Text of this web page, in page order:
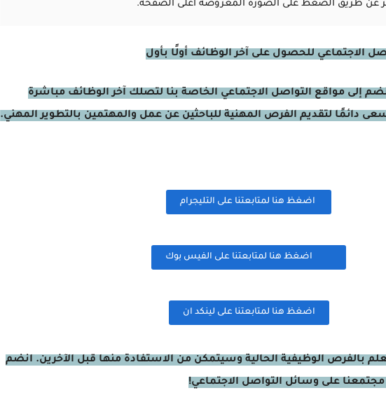
عن طريق الضغط على الصورة المعروضة أعلى الصفحة.
الاجتماعي للحصول على آخر الوظائف أولًا بأول
إلى مواقع التواصل الاجتماعي الخاصة بنا لتصلك آخر الوظائف مباشرة
دائمًا لتقديم الفرص المهنية للباحثين عن عمل والمهتمين بالتطوير المهني.
اضغظ هنا لمتابعتنا على التليجرام
اضغظ هنا لمتابعتنا على الفيس بوك
اضغظ هنا لمتابعتنا على لينكد ان
بالفرص الوظيفية الحالية وسيتمكن من الاستفادة منها قبل الآخرين. انضم
مجتمعنا على وسائل التواصل الاجتماعي!